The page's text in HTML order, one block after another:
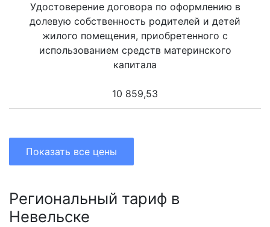
Удостоверение договора по оформлению в
долевую собственность родителей и детей
жилого помещения, приобретенного с
использованием средств материнского
капитала
10 859,53
Показать все цены
Региональный тариф в
Невельске